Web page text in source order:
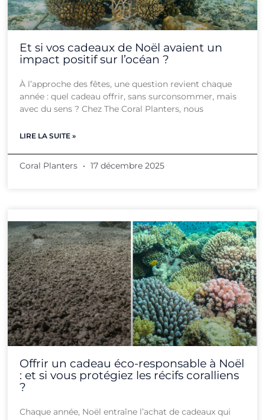
Et si vos cadeaux de Noël avaient un
impact positif sur l’océan ?
À l’approche des fêtes, une question revient chaque
année : quel cadeau offrir, sans surconsommer, mais
avec du sens ? Chez The Coral Planters, nous
LIRE LA SUITE »
Coral Planters 17 décembre 2025
Offrir un cadeau éco-responsable à Noël
: et si vous protégiez les récifs coralliens
?
Chaque année, Noël entraîne l’achat de cadeaux qui